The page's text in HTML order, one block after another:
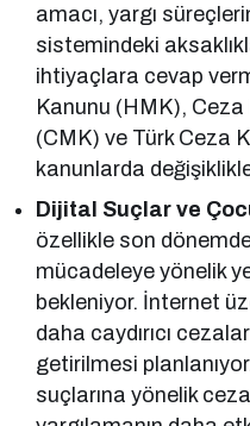
amacı, yargı
sistemindeki
ihtiyaçlara cevap
Kanunu (HMK),
(CMK) ve Türk Ceza
kanunlarda
Dijital Suçlar ve
özellikle son
mücadeleye yönelik
bekleniyor. İnternet
daha caydırıcı
getirilmesi
suçlarına yönelik